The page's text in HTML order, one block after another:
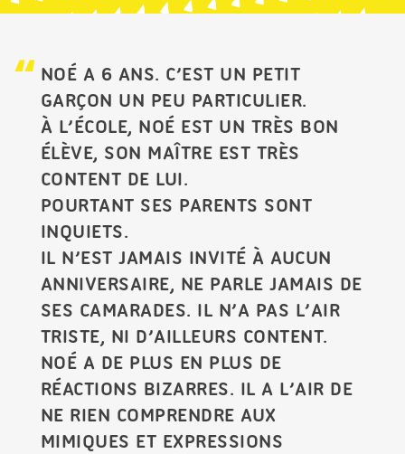
NOÉ A 6 ANS. C’EST UN PETIT
GARÇON UN PEU PARTICULIER.
À L’ÉCOLE, NOÉ EST UN TRÈS BON
ÉLÈVE, SON MAÎTRE EST TRÈS
CONTENT DE LUI.
POURTANT SES PARENTS SONT
INQUIETS.
IL N’EST JAMAIS INVITÉ À AUCUN
ANNIVERSAIRE, NE PARLE JAMAIS DE
SES CAMARADES. IL N’A PAS L’AIR
TRISTE, NI D’AILLEURS CONTENT.
NOÉ A DE PLUS EN PLUS DE
RÉACTIONS BIZARRES. IL A L’AIR DE
NE RIEN COMPRENDRE AUX
MIMIQUES ET EXPRESSIONS